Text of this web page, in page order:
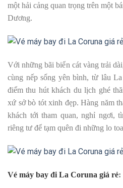
một hải cảng quan trọng trên một
Dương.
Với những bãi biển cát vàng trải
cùng nếp sống yên bình, từ lâu
điểm thu hút khách du lịch ghé
xứ sở bò tót xinh đẹp. Hàng năm
khách tới tham quan, nghỉ ngơi,
riêng tư để tạm quên đi những lo
Vé máy bay đi La Coruna giá rẻ: